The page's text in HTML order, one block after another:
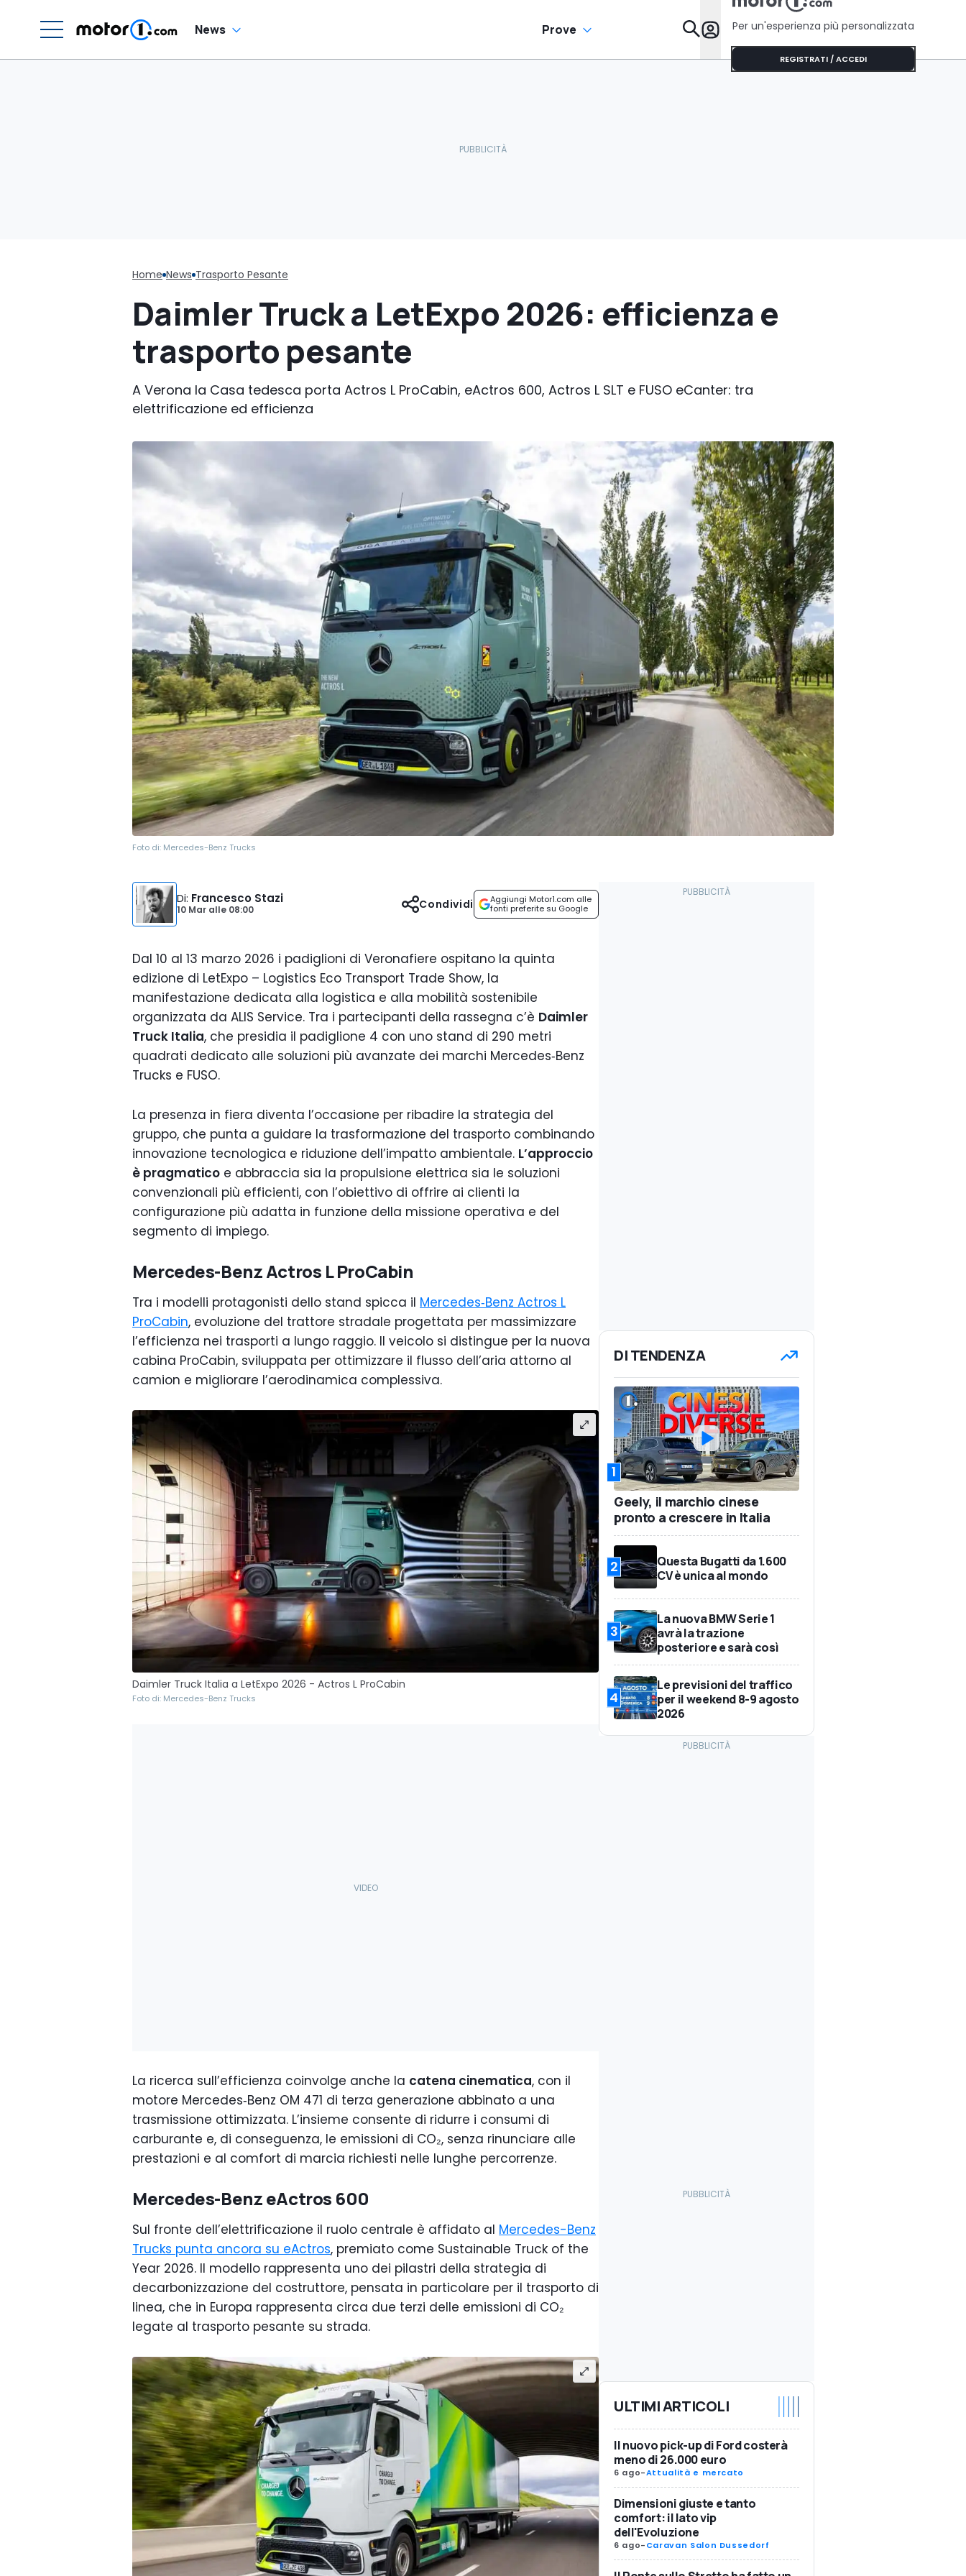
News Prove Da Sapere
Per un'esperienza più personalizzata
REGISTRATI / ACCEDI
Home News Trasporto Pesante
Daimler Truck a LetExpo 2026: efficienza e
trasporto pesante
A Verona la Casa tedesca porta Actros L ProCabin, eActros 600, Actros L SLT e FUSO eCanter: tra
elettrificazione ed efficienza
Foto di: Mercedes-Benz Trucks
Di: Francesco Stazi
10 Mar alle 08:00
Aggiungi Motor1.com alle
fonti preferite su Google
Condividi
Dal 10 al 13 marzo 2026 i padiglioni di Veronafiere ospitano la quinta
edizione di LetExpo – Logistics Eco Transport Trade Show, la
manifestazione dedicata alla logistica e alla mobilità sostenibile
organizzata da ALIS Service. Tra i partecipanti della rassegna c’è Daimler
Truck Italia, che presidia il padiglione 4 con uno stand di 290 metri
quadrati dedicato alle soluzioni più avanzate dei marchi Mercedes‑Benz
Trucks e FUSO.
La presenza in fiera diventa l’occasione per ribadire la strategia del
gruppo, che punta a guidare la trasformazione del trasporto combinando
innovazione tecnologica e riduzione dell’impatto ambientale. L’approccio
è pragmatico e abbraccia sia la propulsione elettrica sia le soluzioni
convenzionali più efficienti, con l’obiettivo di offrire ai clienti la
configurazione più adatta in funzione della missione operativa e del
segmento di impiego.
Mercedes-Benz Actros L ProCabin
Tra i modelli protagonisti dello stand spicca il Mercedes‑Benz Actros L
ProCabin, evoluzione del trattore stradale progettata per massimizzare
l’efficienza nei trasporti a lungo raggio. Il veicolo si distingue per la nuova
cabina ProCabin, sviluppata per ottimizzare il flusso dell’aria attorno al
camion e migliorare l’aerodinamica complessiva.
Daimler Truck Italia a LetExpo 2026 - Actros L ProCabin
Foto di: Mercedes-Benz Trucks
La ricerca sull’efficienza coinvolge anche la catena cinematica, con il
motore Mercedes‑Benz OM 471 di terza generazione abbinato a una
trasmissione ottimizzata. L’insieme consente di ridurre i consumi di
carburante e, di conseguenza, le emissioni di CO₂, senza rinunciare alle
prestazioni e al comfort di marcia richiesti nelle lunghe percorrenze.
Mercedes-Benz eActros 600
Sul fronte dell’elettrificazione il ruolo centrale è affidato al Mercedes-Benz
Trucks punta ancora su eActros, premiato come Sustainable Truck of the
Year 2026. Il modello rappresenta uno dei pilastri della strategia di
decarbonizzazione del costruttore, pensata in particolare per il trasporto di
linea, che in Europa rappresenta circa due terzi delle emissioni di CO₂
legate al trasporto pesante su strada.
DI TENDENZA
1
Geely, il marchio cinese
pronto a crescere in Italia
2
Questa Bugatti da 1.600
CV è unica al mondo
3
La nuova BMW Serie 1
avrà la trazione
posteriore e sarà così
4
Le previsioni del traffico
per il weekend 8-9 agosto
2026
ULTIMI ARTICOLI
Il nuovo pick-up di Ford costerà
meno di 26.000 euro
6 ago-Attualità e mercato
Dimensioni giuste e tanto
comfort: il lato vip
dell'Evoluzione
6 ago-Caravan Salon Dussedorf